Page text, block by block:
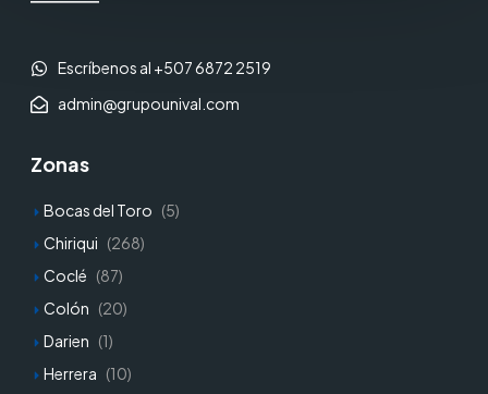
Escríbenos al +507 6872 2519
admin@grupounival.com
Zonas
Bocas del Toro (5)
Chiriqui (268)
Coclé (87)
Colón (20)
Darien (1)
Herrera (10)